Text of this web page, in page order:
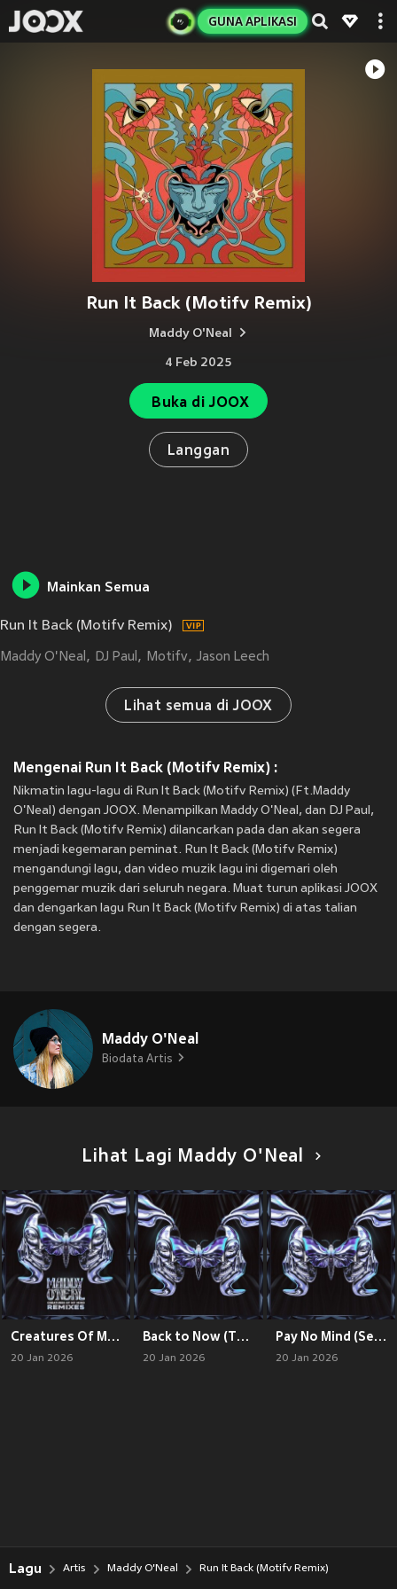
GUNA APLIKASI
Run It Back (Motifv Remix)
Maddy O'Neal
4 Feb 2025
Buka di JOOX
Langgan
Mainkan Semua
Run It Back (Motifv Remix)
Maddy O'Neal DJ Paul Motifv Jason Leech
Lihat semua di JOOX
Mengenai Run It Back (Motifv Remix) :
Nikmatin lagu-lagu di Run It Back (Motifv Remix) (Ft.Maddy
O'Neal) dengan JOOX. Menampilkan Maddy O'Neal, dan DJ Paul,
Run It Back (Motifv Remix) dilancarkan pada dan akan segera
menjadi kegemaran peminat. Run It Back (Motifv Remix)
mengandungi lagu, dan video muzik lagu ini digemari oleh
penggemar muzik dari seluruh negara. Muat turun aplikasi JOOX
dan dengarkan lagu Run It Back (Motifv Remix) di atas talian
dengan segera.
Maddy O'Neal
Biodata Artis
Lihat Lagi Maddy O'Neal
Creatures Of My Mind Remixes (Explicit)
20 Jan 2026
Back to Now (Thought Process Remix)
20 Jan 2026
Pay No Mind (Seth David Remix)
20 Jan 2026
Lagu Artis Maddy O'Neal Run It Back (Motifv Remix)